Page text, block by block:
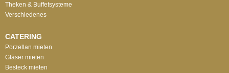
Theken & Buffetsysteme
Verschiedenes
CATERING
Porzellan mieten
Gläser mieten
Besteck mieten